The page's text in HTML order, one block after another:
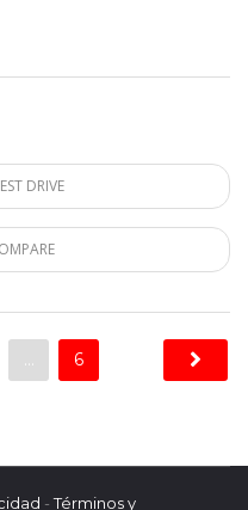
DRIVE
… 6
-Términos y